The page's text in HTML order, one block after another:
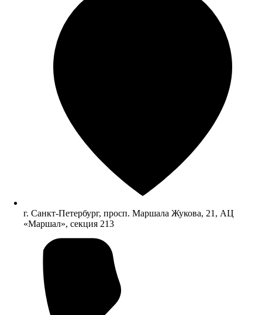
г. Санкт-Петербург, просп. Маршала Жукова, 21, АЦ
«Маршал», секция 213